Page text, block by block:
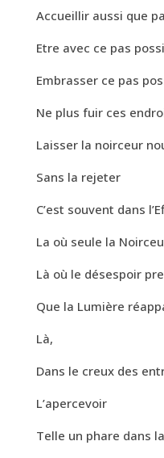
Accueillir aussi que
Etre avec ce pas
Embrasser ce pas
Ne plus fuir ces
Laisser la noirceur
Sans la rejeter
C’est souvent dans
La où seule la
Là où le désespoir
Que la Lumière
Là,
Dans le creux des
L’apercevoir
Telle un phare dans